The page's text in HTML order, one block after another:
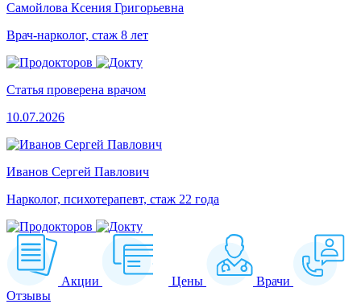
Самойлова Ксения Григорьевна
Врач-нарколог, стаж 8 лет
Статья проверена врачом
10.07.2026
Иванов Сергей Павлович
Нарколог, психотерапевт, стаж 22 года
Акции Цены
Врачи
Отзывы